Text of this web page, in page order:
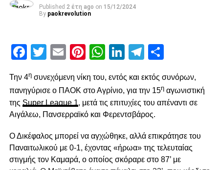
paokrevolution
Published 2 έτη ago on 15/12/2024
By paokrevolution
Facebook
Twitter
EmailPinterest
WhatsApp
LinkedIn
Telegram
Την 4ησυνεχόμενη νίκη του, εντός και εκτός συνόρων,
πανηγύρισε ο ΠΑΟΚ στο Αγρίνιο, για την 15ηαγωνιστική
της Super League 1, μετά τις επιτυχίες του απέναντι σε
Αιγάλεω, Πανσερραϊκό και Φερεντσβάρος.
Ο Δικέφαλος μπορεί να αγχώθηκε, αλλά επικράτησε του
Παναιτωλικού με 0-1, έχοντας «ήρωα» της τελευταίας
στιγμής τον Καμαρά, ο οποίος σκόραρε στο 87’ με